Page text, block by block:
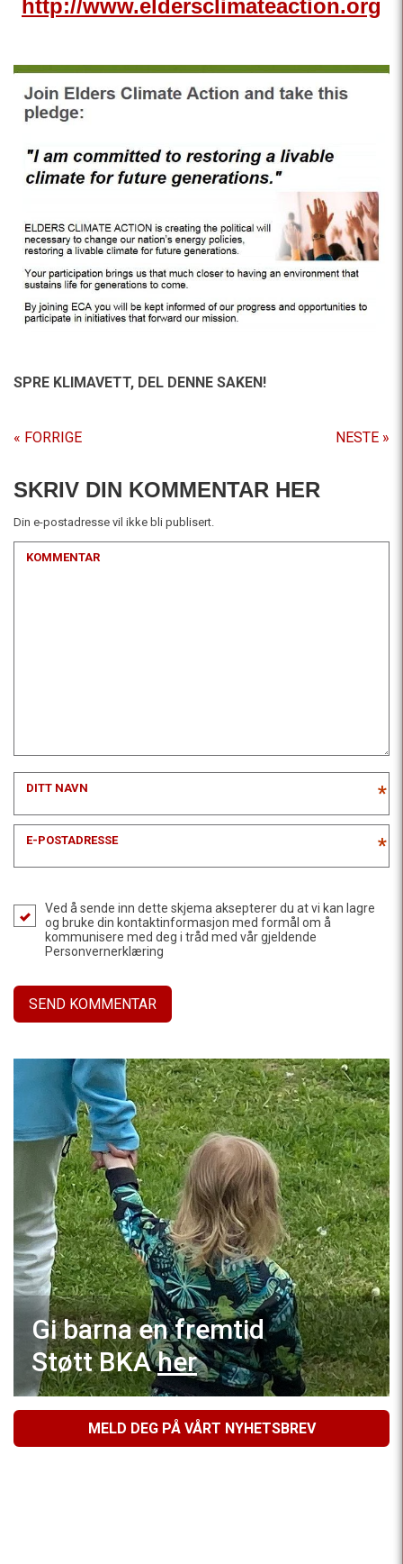
http://www.eldersclimateaction.org
SPRE KLIMAVETT, DEL DENNE SAKEN!
« FORRIGE NESTE »
SKRIV DIN KOMMENTAR HER
Din e-postadresse vil ikke bli publisert.
KOMMENTAR
DITT NAVN *
E-POSTADRESSE *
Ved å sende inn dette skjema aksepterer du at vi kan lagre
og bruke din kontaktinformasjon med formål om å
kommunisere med deg i tråd med vår gjeldende
Personvernerklæring
Gi barna en fremtid
Støtt BKAher
MELD DEG PÅ VÅRT NYHETSBREV